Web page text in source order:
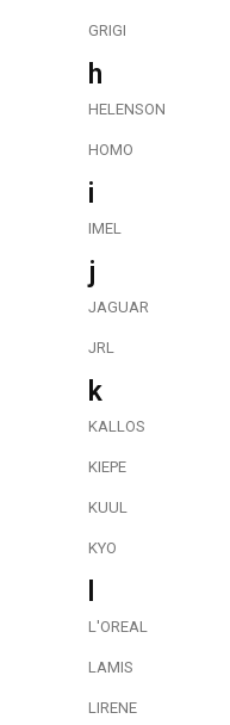
GRIGI
h
HELENSON
HOMO
i
IMEL
j
JAGUAR
JRL
k
KALLOS
KIEPE
KUUL
KYO
L'OREAL
LAMIS
LIRENE